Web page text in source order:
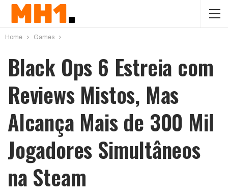
Home Games
Black Ops 6 Estreia com
Reviews Mistos, Mas
Alcança Mais de 300 Mil
Jogadores Simultâneos
na Steam